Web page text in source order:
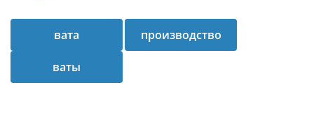
вата производство
ваты